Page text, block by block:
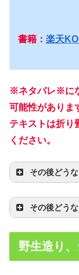
書籍： 楽天
※ネタバレ※に
可能性がありま
テキストは折り
ください。
その後どう
その後どう
野生造り